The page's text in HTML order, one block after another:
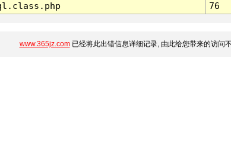
76
www.365jz.com已经将此出错信息详细记录, 由此给您带来的访问